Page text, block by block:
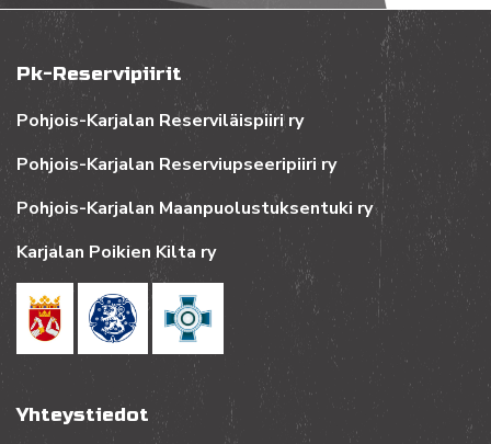
Pk-Reservipiirit
Pohjois-Karjalan Reserviläispiiri ry
Pohjois-Karjalan Reserviupseeripiiri ry
Pohjois-Karjalan Maanpuolustuksentuki ry
Karjalan Poikien Kilta ry
Yhteystiedot